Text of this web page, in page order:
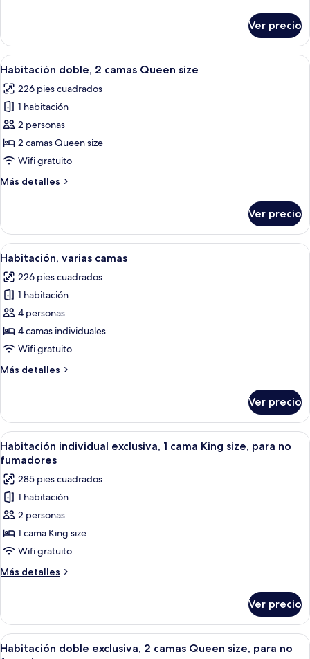
varias
camas
Ver precio
Abrir
todas
las
fotos
de
Habitación
doble,
camas
Una habitación de hotel con cama,
6
Habitación doble, 2 camas Queen size
226 pies cuadrados
1 habitación
2 personas
2 camas Queen size
Wifi gratuito
Más detalles
Más
doble,
camas
size
Ver precio
Abrir
todas
las
fotos
de
Habitación,
varias
Caja de seguridad en la habitación
7
Habitación, varias camas
226 pies cuadrados
1 habitación
4 personas
4 camas individuales
Wifi gratuito
Más detalles
Más
varias
camas
Ver precio
Abrir
todas
las
fotos
de
Habitación
individual
exclusiva,
1
cama
size,
para
no
Habitación de hotel con cama,
7
Habitación individual exclusiva, 1 cama King size, para no
fumadores
285 pies cuadrados
1 habitación
2 personas
1 cama King size
Wifi gratuito
Más detalles
Más
individual
exclusiva,
1
Ver precio
Abrir
Una habitación de hotel con cama,
7
Habitación doble exclusiva, 2 camas Queen size, para no